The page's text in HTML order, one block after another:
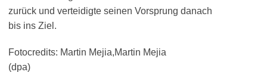
zurück und verteidigte seinen Vorsprung danach
bis ins Ziel.
Fotocredits: Martin Mejia,Martin Mejia
(dpa)